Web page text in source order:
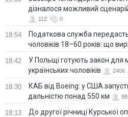
дізналося можливий
112 0
18:54
Податкова служба
чоловіків 18–60 років: що
18:42
У Польщі готують закон для
українських чоловіків
2406
18:30
КАБ від Boeing: у США
дальністю понад 550 км
98
18:13
До другої річниці Курської